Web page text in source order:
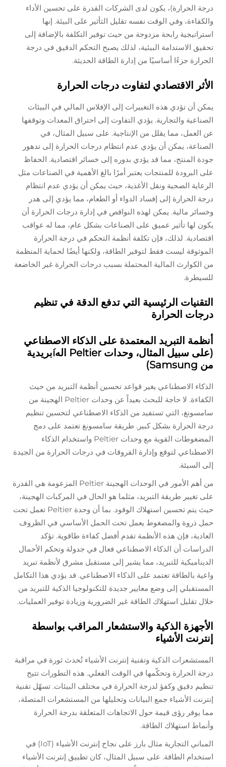
درجة الحرارة)، يكون لدى الشركات القدرة على تحسين الأداء
والكفاءة، وفي الوقت نفسه تقليل التأثير على البيئة. إنها
استراتيجية رابحة مزدوجة من حيث توفير التكلفة بالإضافة إلى
تحقيق الاستدامة البيئية، لذلك يصبح التحكم الدقيق في درجة
الحرارة جزءًا أساسيًا من إدارة الطاقة الحديثة.
الأثر الاقتصادي لتفاوت درجات الحرارة
يمكن أن تؤدي هذه التغييرات إلى الإفلاس المالي في البيئات
الصناعية والتجارية. يؤدي التفاوت إلى احتراق المعدات وتوقفها
عن العمل، مما يقلل من الإنتاجية. على سبيل المثال، في
الصناعة، يمكن أن يؤدي عدم انتظام درجات الحرارة إلى تدهور
جودة المنتج، مما قد يؤدي بدوره إلى خسائر اقتصادية. الحفاظ
على البرودة للمنتجات يعتبر أمرًا بالغ الأهمية في الصناعات مثل
الرعاية الصحية ونقل الأغذية، حيث يمكن أن يؤدي عدم انتظام
درجة الحرارة إلى إفساد الدواء أو الطعام، مما يؤدي إلى هدر
وخسائر مالية. يمكن لهذه النواقص في إدارة درجات الحرارة أن
يكون لها تأثير عميق على الصناعات بشكل عام، مما له عواقب
اقتصادية. لذلك، فإن تكلفة أنظمة التحكم في درجة الحرارة
الموثوقة ليست فقط لتوفير الطاقة، ولكنها أيضًا لحماية المنظمة
من الكوارث المالية المحتملة بسبب درجات الحرارة غير الخاضعة
للسيطرة.
التقنيات الرئيسية التي تدفع الدقة في تنظيم
درجات الحرارة
أنظمة التبريد المعتمدة على الذكاء الاصطناعي
(على سبيل المثال، وحدات Peltier الهíبريدية
من Samsung)
الذكاء الاصطناعي يغير قواعد تحسين أنظمة التبريد من حيث
الكفاءة. لا حاجة للبحث بعيداً عن وحدات Peltier الهجينة من
سامسونغ، التي تستفيد من الذكاء الاصطناعي لتحسين تنظيم
درجة الحرارة بشكل كبير. طريقة سامسونغ تعتمد على دمج
المضغوطات القوية مع وحدات Peltier واستخدام الذكاء
الاصطناعي لتوقع وإدارة الفروقات في درجات الحرارة من الجيدة
إلى السيئة.
من أهم الأمور في الوحدات الهجينة Peltier المزعومة هي القدرة
على تغيير طريقة التبريد، مثلما هو الحال في المركبات الهجينة،
حيث يتم تحسين استهلاك الوقود. بما أن وحدة Peltier تعمل تحت
حمل ذروة والمضغوط يعمل تحت الحمل الأساسي في الظروف
العادية، فإن هذه الأنظمة تقدم أفضل كفاءة طاقوية. تؤكد
الدراسات أن الذكاء الاصطناعي فعال في جدولة وتحكم الأحمال
الديناميكية للتبريد، مما يشير إلى مستقبل مشرق لأنظمة تبريد
واعية بالطاقة تعتمد على الذكاء الاصطناعي. قد يؤدي هذا التكامل
المستقبلي إلى وضع معايير جديدة للتكنولوجيا الذكية للتبريد من
خلال تقليل استهلاك الطاقة غير الضرورية وزيادة توفير العمليات.
الأجهزة الذكية والاستشعار المراقب بواسطة
إنترنت الأشياء
المستشعرات الذكية وتقنية إنترنت الأشياء تُحدث ثورة في مراقبة
درجة الحرارة وتحكّمها في الوقت الفعلي. هذه التطورات تتيح
تنظيم دقيق وكفؤ لدرجة الحرارة في مختلف البيئات. تسهّل تقنية
إنترنت الأشياء جمع البيانات وتحليلها من المستشعرات المتصلة،
مما يوفر رؤى قيمة حول الاتجاهات المتعلقة بدرجة الحرارة
وأنماط استهلاك الطاقة.
المباني التجارية مثال بارز على نجاح إنترنت الأشياء (IoT) في
استخدام الطاقة. على سبيل المثال، كان تطبيق إنترنت الأشياء